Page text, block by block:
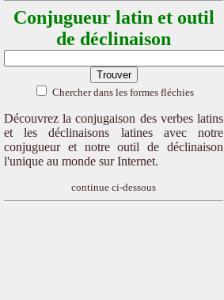
Conjugueur latin et outil
de déclinaison
Chercher dans les formes fléchies
Découvrez la conjugaison des verbes latins
et les déclinaisons latines avec notre
conjugueur et notre outil de déclinaison
l'unique au monde sur Internet.
continue ci-dessous